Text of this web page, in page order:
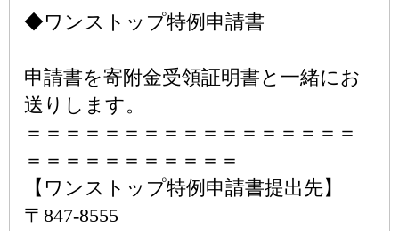
◆ワンストップ特例申請書
申請書を寄附金受領証明書と一緒にお
送りします。
＝＝＝＝＝＝＝＝＝＝＝＝＝＝＝＝＝
＝＝＝＝＝＝＝＝＝＝＝
【ワンストップ特例申請書提出先】
〒847-8555